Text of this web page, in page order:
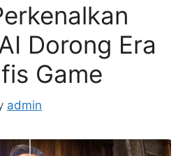
Dorong Era
Game
admin